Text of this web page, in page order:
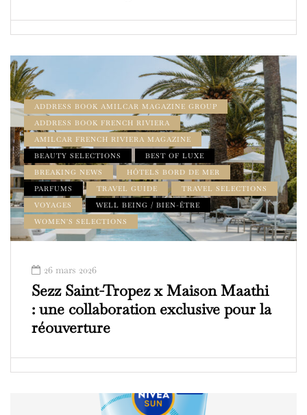
ADDRESS BOOK AMILCAR MAGAZINE GROUP
ADDRESS BOOK FRENCH RIVIERA
AMILCAR FRENCH RIVIERA MAGAZINE
BEAUTY SELECTIONS
BEST OF LUXE
BREAKING NEWS
HÔTELS BORD DE MER
PARFUMS
TRAVEL GUIDE
TRAVEL SELECTIONS
VOYAGES
WELL BEING / BIEN-ÊTRE
WOMEN'S SELECTIONS
26 mars 2026
Sezz Saint-Tropez x Maison Maathi
: une collaboration exclusive pour la
réouverture